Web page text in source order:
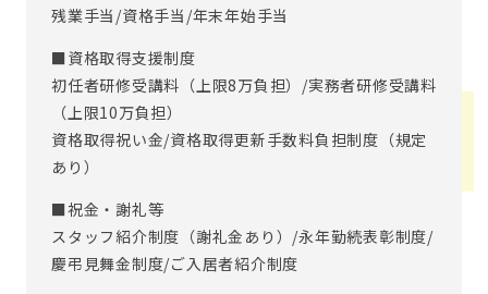
残業手当/資格手当/年末年始手当
■資格取得支援制度
初任者研修受講料（上限8万負担）/実務者研修受講料
（上限10万負担）
資格取得祝い金/資格取得更新手数料負担制度（規定
あり）
■祝金・謝礼等
スタッフ紹介制度（謝礼金あり）/永年勤続表彰制度/
慶弔見舞金制度/ご入居者紹介制度